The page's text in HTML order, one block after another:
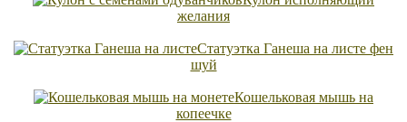
желания
Статуэтка Ганеша на листе фен
шуй
Кошельковая мышь на
копеечке